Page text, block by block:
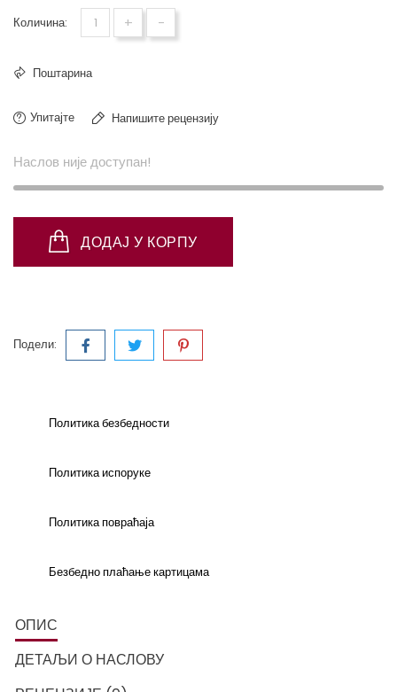
Количина: + -
Поштарина
Упитајте Напишите рецензију
Наслов није доступан!
ДОДАЈ У КОРПУ
Подели:
Политика безбедности
Политика испоруке
Политика повраћаја
Безбедно плаћање картицама
ОПИС
ДЕТАЉИ О НАСЛОВУ